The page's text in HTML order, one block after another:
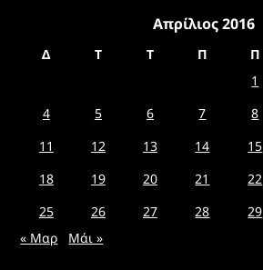
Απρίλιος 2016
Δ Τ Τ Π Π
1
4
5 6 7 8
11
12 13 14 15
18
19 20 21 22
25
26 27 28 29
« Μαρ
Μάι »